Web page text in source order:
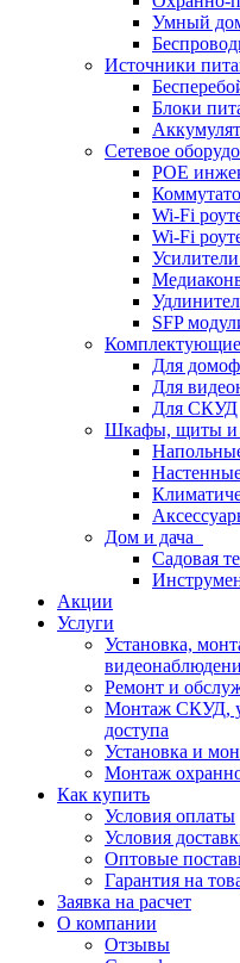
Умный
Источники
Блоки
Сетевое
POE
Wi-Fi
Wi-Fi
SFP
Комплектующие
Для
Для
Для СКУД
Шкафы, щиты и
Дом и дача
Садовая
Акции
Услуги
Установка,
Ремонт и
Монтаж СКУД,
доступа
Установка и
Монтаж
Как купить
Условия оплаты
Условия
Оптовые
Гарантия на
Заявка на расчет
О компании
Отзывы